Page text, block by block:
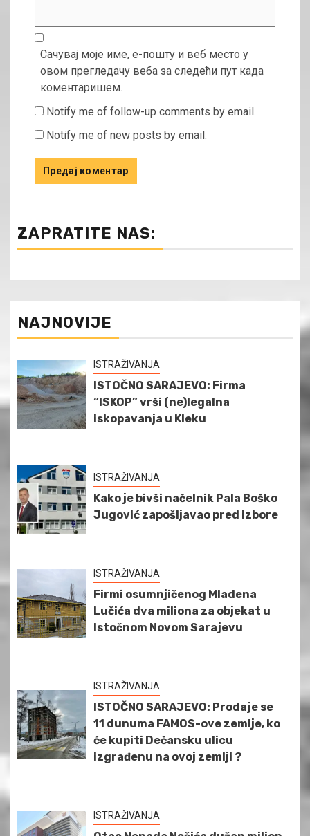
Сачувај моје име, е-пошту и веб место у
овом прегледачу веба за следећи пут када
коментаришем.
Notify me of follow-up comments by email.
Notify me of new posts by email.
ZAPRATITE NAS:
NAJNOVIJE
ISTRAŽIVANJA
ISTOČNO SARAJEVO: Firma
“ISKOP” vrši (ne)legalna
iskopavanja u Kleku
ISTRAŽIVANJA
Kako je bivši načelnik Pala Boško
Jugović zapošljavao pred izbore
ISTRAŽIVANJA
Firmi osumnjičenog Mladena
Lučića dva miliona za objekat u
Istočnom Novom Sarajevu
ISTRAŽIVANJA
ISTOČNO SARAJEVO: Prodaje se
11 dunuma FAMOS-ove zemlje, ko
će kupiti Dečansku ulicu
izgrađenu na ovoj zemlji ?
ISTRAŽIVANJA